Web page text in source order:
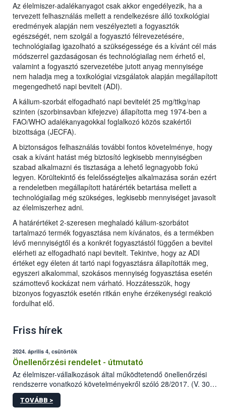
Az élelmiszer-adalékanyagot csak akkor engedélyezik, ha a
tervezett felhasználás mellett a rendelkezésre álló toxikológiai
eredmények alapján nem veszélyezteti a fogyasztók
egészségét, nem szolgál a fogyasztó félrevezetésére,
technológiailag igazolható a szükségessége és a kívánt cél más
módszerrel gazdaságosan és technológiailag nem érhető el,
valamint a fogyasztó szervezetébe jutott anyag mennyisége
nem haladja meg a toxikológiai vizsgálatok alapján megállapított
megengedhető napi bevitelt (ADI).
A kálium-szorbát elfogadható napi bevitelét 25 mg/ttkg/nap
szinten (szorbinsavban kifejezve) állapította meg 1974-ben a
FAO/WHO adalékanyagokkal foglalkozó közös szakértői
bizottsága (JECFA).
A biztonságos felhasználás további fontos követelménye, hogy
csak a kívánt hatást még biztosító legkisebb mennyiségben
szabad alkalmazni és tisztasága a lehető legnagyobb fokú
legyen. Körültekintő és felelősségteljes alkalmazása során ezért
a rendeletben megállapított határérték betartása mellett a
technológiailag még szükséges, legkisebb mennyiséget javasolt
az élelmiszerhez adni.
A határértéket 2-szeresen meghaladó kálium-szorbátot
tartalmazó termék fogyasztása nem kívánatos, és a termékben
lévő mennyiségtől és a konkrét fogyasztástól függően a bevitel
elérheti az elfogadható napi bevitelt. Tekintve, hogy az ADI
értéket egy életen át tartó napi fogyasztásra állapították meg,
egyszeri alkalommal, szokásos mennyiség fogyasztása esetén
számottevő kockázat nem várható. Hozzátesszük, hogy
bizonyos fogyasztók esetén ritkán enyhe érzékenységi reakció
fordulhat elő.
Friss hírek
2024. április 4, csütörtök
Önellenőrzési rendelet - útmutató
Az élelmiszer-vállalkozások által működtetendő önellenőrzési
rendszerre vonatkozó követelményekről szóló 28/2017. (V. 30.)
FM rendelet (a továbbiakban: rendelet) 2023 novemberi
módosítása komoly változást jelent a közép- és
TOVÁBB >